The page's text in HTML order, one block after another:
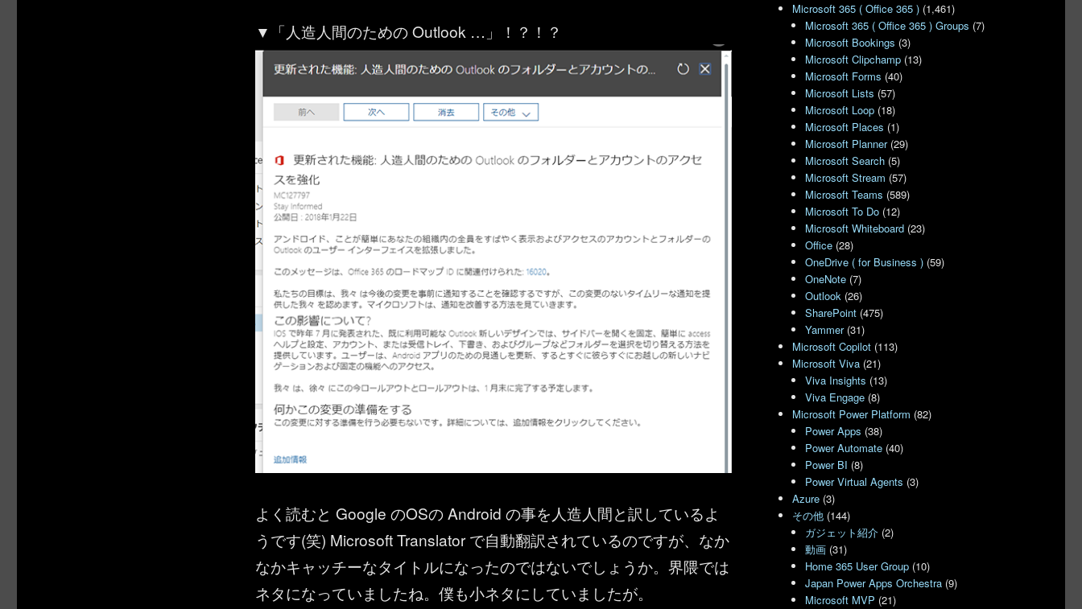
▼「人造人間のための Outlook …」！？！？
よく読むと Google のOSの Android の事を人造人間と訳しているよ
うです(笑) Microsoft Translator で自動翻訳されているのですが、なか
なかキャッチーなタイトルになったのではないでしょうか。界隈では
ネタになっていましたね。僕も小ネタにしていましたが。
Microsoft 365 ( Office 365 ) (1,461)
Microsoft 365 ( Office 365 ) Groups (7)
Microsoft Bookings (3)
Microsoft Clipchamp (13)
Microsoft Forms (40)
Microsoft Lists (57)
Microsoft Loop (18)
Microsoft Places (1)
Microsoft Planner(29)
Microsoft Search (5)
Microsoft Stream (57)
Microsoft Teams (589)
Microsoft To Do (12)
Microsoft Whiteboard (23)
Office (28)
OneDrive ( for Business ) (59)
OneNote (7)
Outlook (26)
SharePoint (475)
Yammer(31)
Microsoft Copilot (113)
Microsoft Viva (21)
Viva Insights (13)
Viva Engage (8)
Microsoft Power Platform (82)
Power Apps (38)
Power Automate (40)
Power BI (8)
Power Virtual Agents (3)
Azure (3)
その他 (144)
ガジェット紹介 (2)
動画 (31)
Home 365 User Group (10)
Japan Power Apps Orchestra (9)
Microsoft MVP (21)